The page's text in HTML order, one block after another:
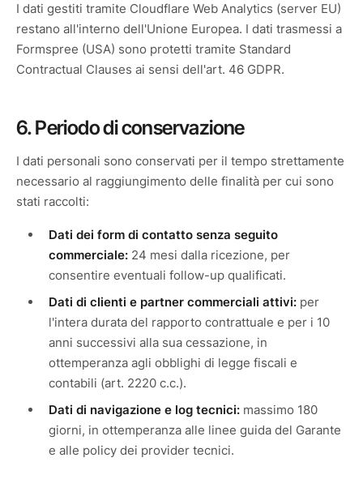
I dati gestiti tramite Cloudflare Web Analytics (server EU)
restano all'interno dell'Unione Europea. I dati trasmessi a
Formspree (USA) sono protetti tramite Standard
Contractual Clauses ai sensi dell'art. 46 GDPR.
6. Periodo di conservazione
I dati personali sono conservati per il tempo strettamente
necessario al raggiungimento delle finalità per cui sono
stati raccolti:
Dati dei form di contatto senza seguito
commerciale: 24 mesi dalla ricezione, per
consentire eventuali follow-up qualificati.
Dati di clienti e partner commerciali attivi: per
l'intera durata del rapporto contrattuale e per i 10
anni successivi alla sua cessazione, in
ottemperanza agli obblighi di legge fiscali e
contabili (art. 2220 c.c.).
Dati di navigazione e log tecnici: massimo 180
giorni, in ottemperanza alle linee guida del Garante
e alle policy dei provider tecnici.